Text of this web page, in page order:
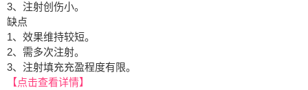
3、注射创伤小。
缺点
1、效果维持较短。
2、需多次注射。
3、注射填充充盈程度有限。
【点击查看详情】